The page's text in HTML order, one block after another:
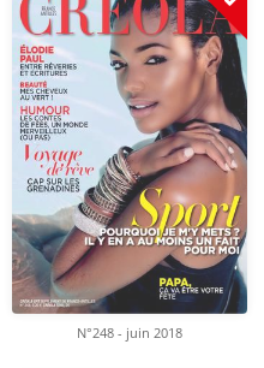
N°248 - juin 2018